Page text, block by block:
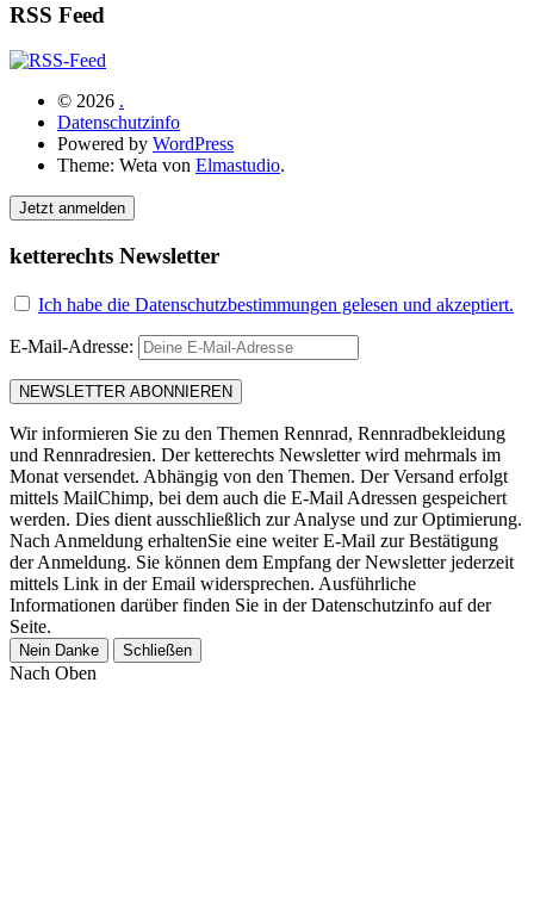
RSS Feed
© 2026 .
Datenschutzinfo
Powered by WordPress
Theme: Weta von Elmastudio.
Jetzt anmelden
ketterechts Newsletter
Ich habe die Datenschutzbestimmungen gelesen und akzeptiert.
E-Mail-Adresse:
Wir informieren Sie zu den Themen Rennrad, Rennradbekleidung
und Rennradresien. Der ketterechts Newsletter wird mehrmals im
Monat versendet. Abhängig von den Themen. Der Versand erfolgt
mittels MailChimp, bei dem auch die E-Mail Adressen gespeichert
werden. Dies dient ausschließlich zur Analyse und zur Optimierung.
Nach Anmeldung erhaltenSie eine weiter E-Mail zur Bestätigung
der Anmeldung. Sie können dem Empfang der Newsletter jederzeit
mittels Link in der Email widersprechen. Ausführliche
Informationen darüber finden Sie in der Datenschutzinfo auf der
Seite.
Nein Danke Schließen
Nach Oben